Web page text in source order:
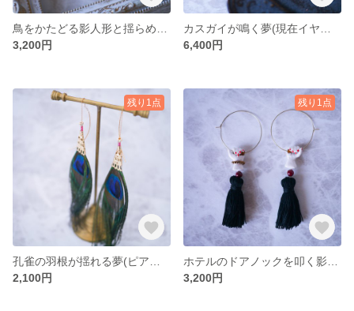
3,200円
6,400円
残り1点
2,100円
残り1点
3,200円